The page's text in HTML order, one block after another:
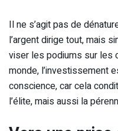
Il ne s’agit pas de
l’argent dirige tout, mais
viser les podiums sur les
monde, l’investissement
conscience, car cela
l’élite, mais aussi la